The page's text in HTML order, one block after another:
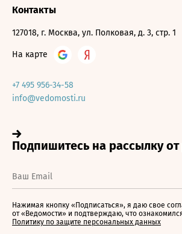
Контакты
127018, г. Москва, ул. Полковая, д. 3, стр. 1
На карте
+7 495 956-34-58
info@vedomosti.ru
Нажимая кнопку «Подписаться», я даю свое
от «Ведомости» и подтверждаю, что
Политику по защите персональных данных